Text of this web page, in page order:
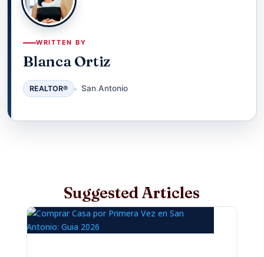
WRITTEN BY
Blanca Ortiz
REALTOR® San Antonio
Suggested Articles